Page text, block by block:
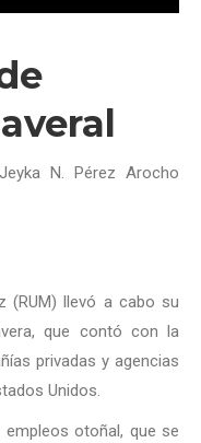
N. Pérez Arocho
(RUM) llevó a cabo su
que contó con la
privadas y agencias
Unidos.
otoñal, que se